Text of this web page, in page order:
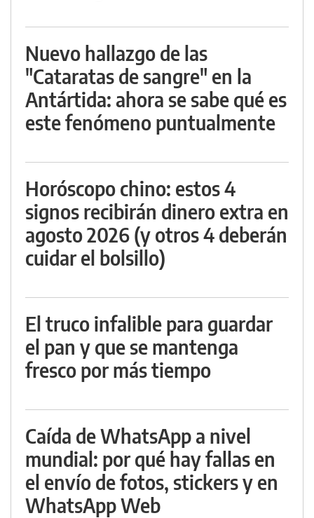
Nuevo hallazgo de las
"Cataratas de sangre" en la
Antártida: ahora se sabe qué es
este fenómeno puntualmente
Horóscopo chino: estos 4
signos recibirán dinero extra en
agosto 2026 (y otros 4 deberán
cuidar el bolsillo)
El truco infalible para guardar
el pan y que se mantenga
fresco por más tiempo
Caída de WhatsApp a nivel
mundial: por qué hay fallas en
el envío de fotos, stickers y en
WhatsApp Web